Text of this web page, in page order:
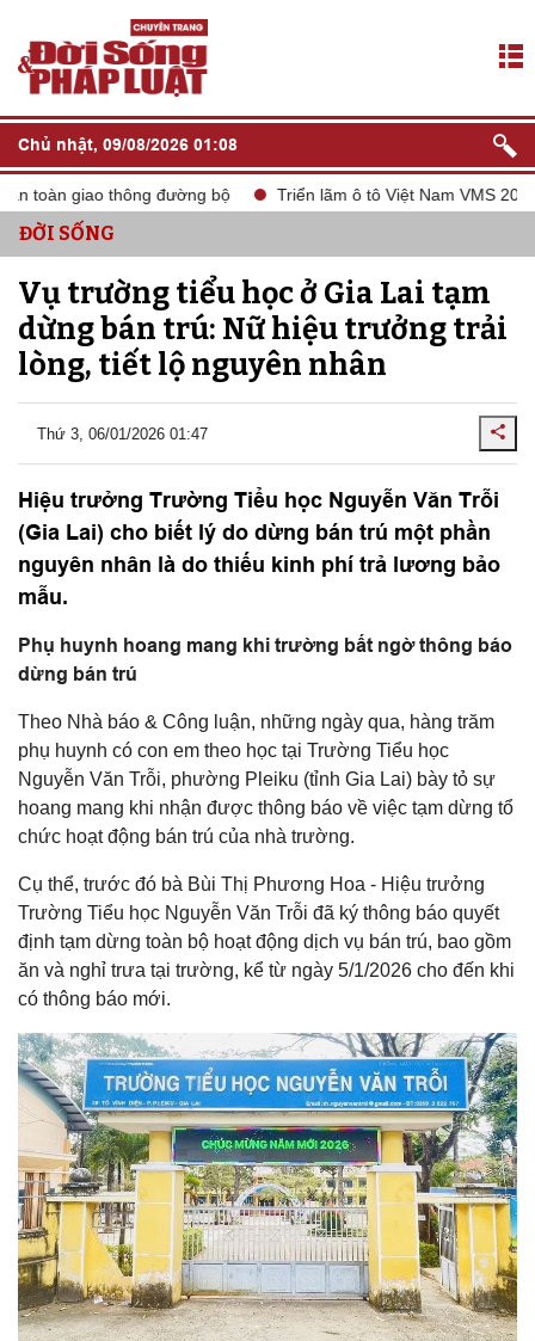
Chủ nhật, 09/08/2026 01:08
giao thông đường bộ Triển lãm ô tô Việt Nam VMS 2024
ĐỜI SỐNG
Vụ trường tiểu học ở Gia Lai tạm
dừng bán trú: Nữ hiệu trưởng trải
lòng, tiết lộ nguyên nhân
Thứ 3, 06/01/2026 01:47
Hiệu trưởng Trường Tiểu học Nguyễn Văn Trỗi
(Gia Lai) cho biết lý do dừng bán trú một phần
nguyên nhân là do thiếu kinh phí trả lương bảo
mẫu.
Phụ huynh hoang mang khi trường bất ngờ thông báo
dừng bán trú
Theo Nhà báo & Công luận, những ngày qua, hàng trăm
phụ huynh có con em theo học tại Trường Tiểu học
Nguyễn Văn Trỗi, phường Pleiku (tỉnh Gia Lai) bày tỏ sự
hoang mang khi nhận được thông báo về việc tạm dừng tổ
chức hoạt động bán trú của nhà trường.
Cụ thể, trước đó bà Bùi Thị Phương Hoa - Hiệu trưởng
Trường Tiểu học Nguyễn Văn Trỗi đã ký thông báo quyết
định tạm dừng toàn bộ hoạt động dịch vụ bán trú, bao gồm
ăn và nghỉ trưa tại trường, kể từ ngày 5/1/2026 cho đến khi
có thông báo mới.